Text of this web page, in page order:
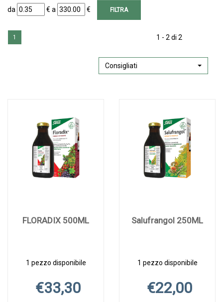
filtra
da
da €
filtra
a
a €
1 1 - 2 di 2
Consigliati
FLORADIX 500ML
1 pezzo disponibile
€33,30
Salufrangol 250ML
1 pezzo disponibile
€22,00